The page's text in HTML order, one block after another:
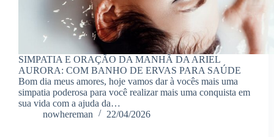
SIMPATIA E ORAÇÃO DA MANHÃ DA ARIEL
AURORA: COM BANHO DE ERVAS PARA SAÚDE
Bom dia meus amores, hoje vamos dar à vocês mais uma
simpatia poderosa para você realizar mais uma conquista em
sua vida com a ajuda da…
nowhereman
22/04/2026